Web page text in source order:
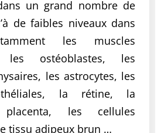
un grand nombre de
de faibles niveaux dans
les muscles
les ostéoblastes, les
les astrocytes, les
la rétine, la
les cellules
tissu adipeux brun …